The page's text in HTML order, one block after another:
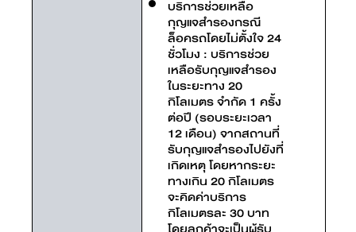
บริการช่วยเหลือ
กุญแจสำรองกรณี
ล็อครถโดยไม่ตั้งใจ 24
ชั่วโมง : บริการช่วย
เหลือรับกุญแจสำรอง
ในระยะทาง 20
กิโลเมตร จำกัด 1 ครั้ง
ต่อปี (รอบระยะเวลา
12 เดือน) จากสถานที่
รับกุญแจสำรองไปยังที่
เกิดเหตุ โดยหากระยะ
ทางเกิน 20 กิโลเมตร
จะคิดค่าบริการ
กิโลเมตรละ 30 บาท